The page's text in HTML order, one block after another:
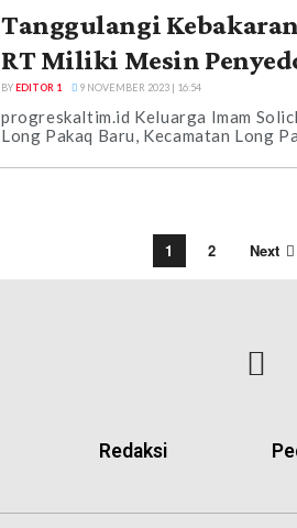
Tanggulangi
RT Miliki Mesin
BYEDITOR 1 9 NOVEMBER 2023 | 16:54
progreskaltim.id Keluarga Imam
Long Pakaq Baru, Kecamatan Long
1 2 Next
Redaksi